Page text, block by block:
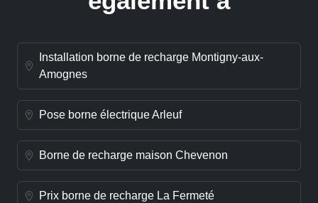
Installation borne de recharge Montigny-aux-
Amognes
Pose borne électrique Arleuf
Borne de recharge maison Chevenon
Prix borne de recharge La Fermeté